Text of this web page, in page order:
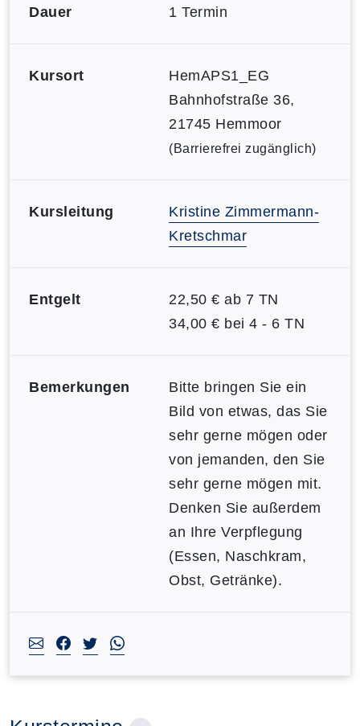
Dauer 1 Termin
Kursort
HemAPS1_EG
Bahnhofstraße 36,
21745 Hemmoor
(Barrierefrei zugänglich)
Kursleitung
Kristine Zimmermann-
Kretschmar
Entgelt
22,50 € ab 7 TN
34,00 € bei 4 - 6 TN
Bemerkungen
Bitte bringen Sie ein
Bild von etwas, das Sie
sehr gerne mögen oder
von jemanden, den Sie
sehr gerne mögen mit.
Denken Sie außerdem
an Ihre Verpflegung
(Essen, Naschkram,
Obst, Getränke).